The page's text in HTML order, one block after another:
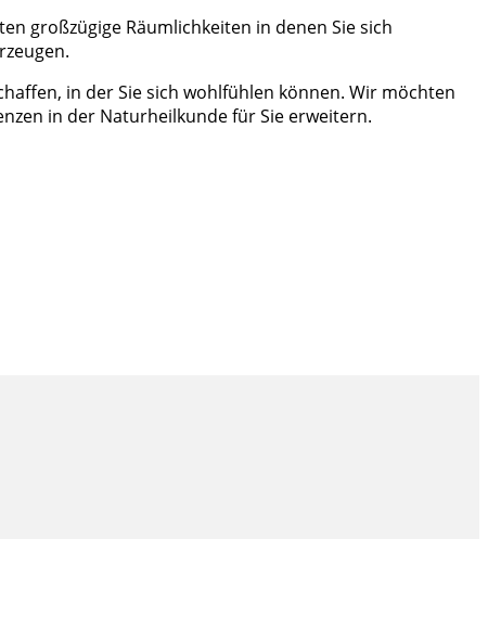
großzügige Räumlichkeiten in denen Sie sich
in der Sie sich wohlfühlen können. Wir möchten
in der Naturheilkunde für Sie erweitern.